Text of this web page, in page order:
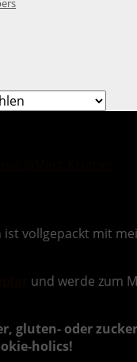
ist vollgepackt mit
und werde zum
gluten- oder
holics!